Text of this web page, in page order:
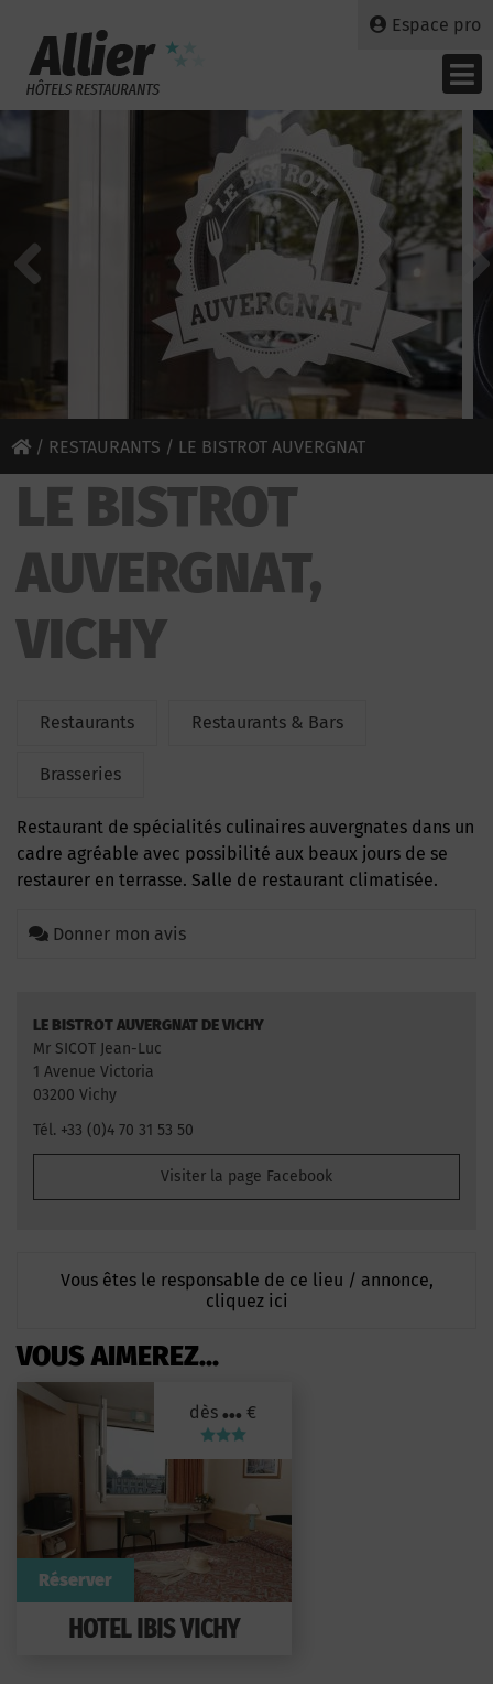
Espace pro
/ RESTAURANTS / LE BISTROT AUVERGNAT
LE BISTROT
AUVERGNAT,
VICHY
Restaurants Restaurants & Bars
Brasseries
Restaurant de spécialités culinaires auvergnates dans un
cadre agréable avec possibilité aux beaux jours de se
restaurer en terrasse. Salle de restaurant climatisée.
Donner mon avis
LE BISTROT AUVERGNAT DE VICHY
Mr SICOT Jean-Luc
1 Avenue Victoria
03200 Vichy
Tél. +33 (0)4 70 31 53 50
Visiter la page Facebook
Vous êtes le responsable de ce lieu / annonce,
cliquez ici
VOUS AIMEREZ...
HOTEL IBIS VICHY
dès ... €
Réserver